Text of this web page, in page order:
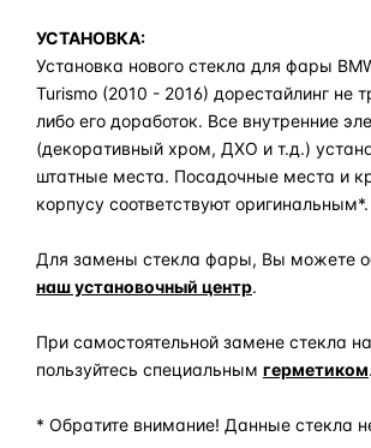
УСТАНОВКА:
Установка нового стекла для фары
Turismo (2010 - 2016) дорестайлинг не
либо его доработок. Все внутренние
(декоративный хром, ДХО и т.д.)
штатные места. Посадочные места и
корпусу соответствуют оригинальным*.
Для замены стекла фары, Вы можете
наш установочный центр.
При самостоятельной замене стекла
пользуйтесь специальным герметиком.
* Обратите внимание! Данные стекла